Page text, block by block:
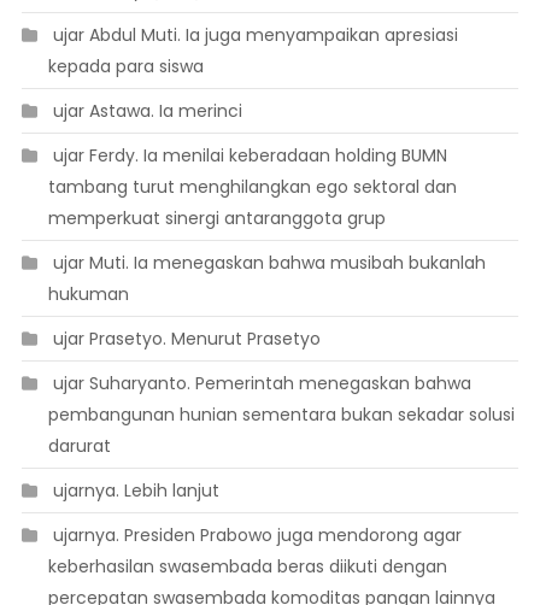
 ujar Abdul Muti. Ia juga menyampaikan apresiasi
kepada para siswa
 ujar Astawa. Ia merinci
 ujar Ferdy. Ia menilai keberadaan holding BUMN
tambang turut menghilangkan ego sektoral dan
memperkuat sinergi antaranggota grup
 ujar Muti. Ia menegaskan bahwa musibah bukanlah
hukuman
 ujar Prasetyo. Menurut Prasetyo
 ujar Suharyanto. Pemerintah menegaskan bahwa
pembangunan hunian sementara bukan sekadar solusi
darurat
 ujarnya. Lebih lanjut
 ujarnya. Presiden Prabowo juga mendorong agar
keberhasilan swasembada beras diikuti dengan
percepatan swasembada komoditas pangan lainnya